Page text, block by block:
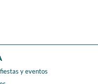
y eventos